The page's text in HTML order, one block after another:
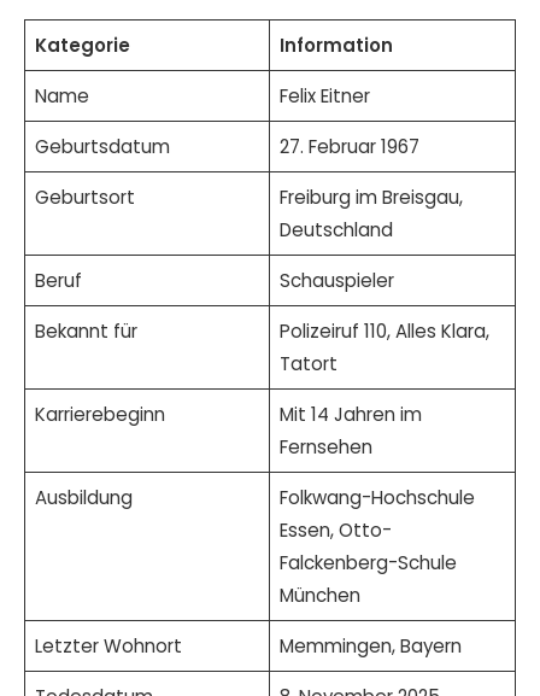
Kategorie
Information
Name
Felix Eitner
Geburtsdatum
27. Februar 1967
Geburtsort
Freiburg im Breisgau,
Deutschland
Beruf
Schauspieler
Bekannt für
Polizeiruf 110, Alles Klara,
Tatort
Karrierebeginn
Mit 14 Jahren im
Fernsehen
Ausbildung
Folkwang-Hochschule
Essen, Otto-
Falckenberg-Schule
München
Letzter Wohnort
Memmingen, Bayern